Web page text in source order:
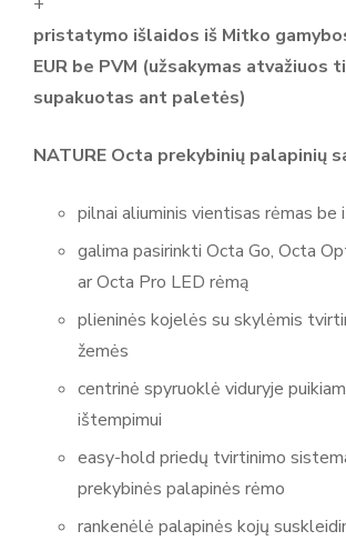
pristatymo išlaidos iš Mitko
EUR be PVM (užsakymas atvažiuos
supakuotas ant paletės)
NATURE Octa prekybinių palapinių
pilnai aliuminis vientisas rėmas be
galima pasirinkti Octa Go, Octa
ar Octa Pro LED rėmą
plieninės kojelės su skylėmis
žemės
centrinė spyruoklė viduryje
ištempimui
easy-hold priedų tvirtinimo
prekybinės palapinės rėmo
rankenėlė palapinės kojų
gamintojo produktų asortimentą:
(Octa Go, Octa Optima, Octa Pro)
vėliavos Tentai, reklaminės sienelės,
kokybė, lankstumas ir patikimumas
- https://www.mitko.lt/